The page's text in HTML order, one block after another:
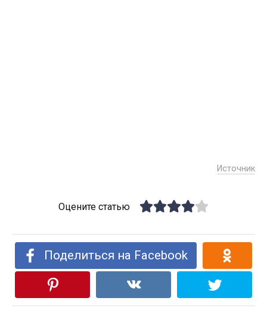
Источник
Оцените статью
Поделиться на Facebook